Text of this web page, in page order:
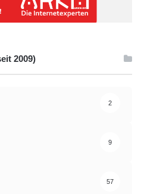
Interoperabilität
2009)
2
9
57